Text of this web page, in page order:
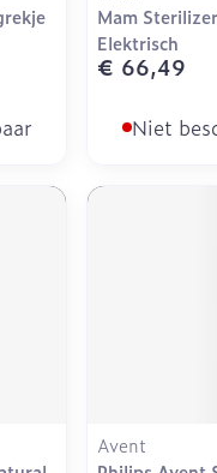
Mam
Elektrisch
€ 66,49
Niet
Avent